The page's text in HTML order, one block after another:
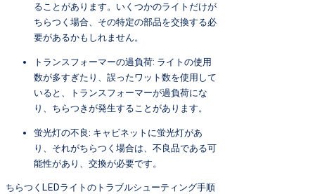
ることがあります。いくつかのライトだけが
ちらつく場合、その特定の部品を交換する必
要があるかもしれません。
トランスフォーマーの過負荷: ライトの使用
数が多すぎたり、誤ったワット数を使用して
いると、トランスフォーマーが過負荷にな
り、ちらつきが発生することがあります。
蛍光灯の不良: キャビネットに蛍光灯があ
り、それがちらつく場合は、不良品である可
能性があり、交換が必要です。
ちらつくLEDライトのトラブルシューティング手順